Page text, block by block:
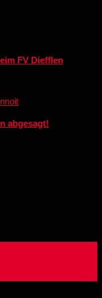
FV Diefflen
abgesagt!